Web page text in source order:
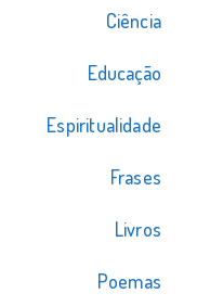
Ciência
Educação
Espiritualidade
Frases
Livros
Poemas